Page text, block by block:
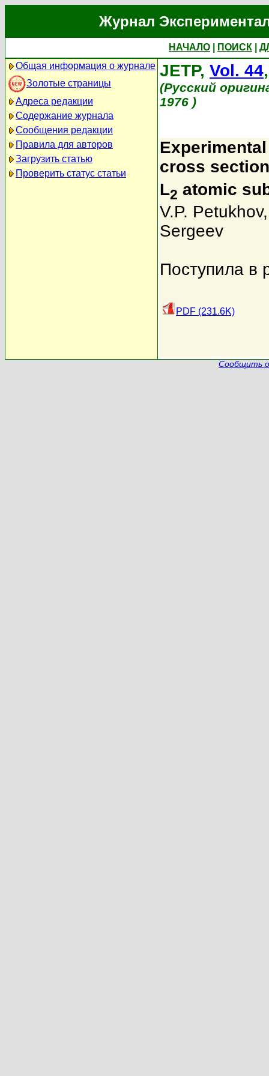
Журнал
НАЧАЛО ПОИСК
Общая информация о журнале
Золотые страницы
Адреса редакции
Содержание журнала
Сообщения редакции
Правила для авторов
Загрузить статью
Проверить статус статьи
JETP, Vol. 44
(Русский
1976 )
cross
L2 atomic
V.P. Petukhov
Sergeev
Поступила в
PDF (231.6K)
Сообщить о